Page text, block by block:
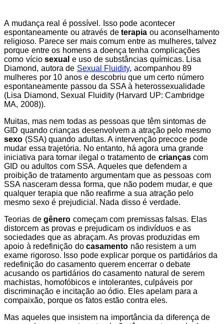
A mudança real é possível. Isso pode acontecer
espontaneamente ou através de terapia ou aconselhamento
religioso. Parece ser mais comum entre as mulheres, talvez
porque entre os homens a doença tenha complicações
como vício sexual e uso de substâncias químicas. Lisa
Diamond, autora de Sexual Fluidity, acompanhou 89
mulheres por 10 anos e descobriu que um certo número
espontaneamente passou da SSA à heterossexualidade
(Lisa Diamond, Sexual Fluidity (Harvard UP: Cambridge
MA, 2008)).
Muitas, mas nem todas as pessoas que têm sintomas de
GID quando crianças desenvolvem a atração pelo mesmo
sexo (SSA) quando adultas. A intervenção precoce pode
mudar essa trajetória. No entanto, há agora uma grande
iniciativa para tornar ilegal o tratamento de criançascom
GID ou adultos com SSA. Aqueles que defendem a
proibição de tratamento argumentam que as pessoas com
SSA nasceram dessa forma, que não podem mudar, e que
qualquer terapia que não reafirme a sua atração pelo
mesmo sexo é prejudicial. Nada disso é verdade.
Teorias de gênero começam com premissas falsas. Elas
distorcem as provas e prejudicam os indivíduos e as
sociedades que as abraçam. As provas produzidas em
apoio à redefinição do casamento não resistem a um
exame rigoroso. Isso pode explicar porque os partidários da
redefinição do casamento querem encerrar o debate
acusando os partidários do casamento natural de serem
machistas, homofóbicos e intolerantes, culpáveis por
discriminação e incitação ao ódio. Eles apelam para a
compaixão, porque os fatos estão contra eles.
Mas aqueles que insistem na importância da diferença de